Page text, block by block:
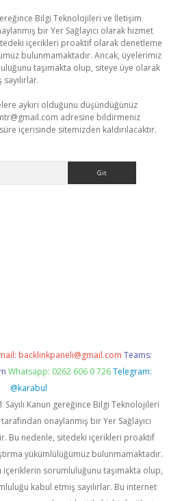
Bilgi Teknolojileri ve İletişim
bir Yer Sağlayıcı olarak hizmet
içerikleri proaktif olarak denetleme
bulunmamaktadır. Ancak, üyelerimiz
taşımakta olup, siteye üye olarak
aykırı olduğunu düşündüğünüz
adresine bildirmeniz
içerisinde sitemizden kaldırılacaktır.
backlinkpaneli@gmail.com Teams:
Whatsapp: 0262 606 0 726 Telegram:
@karabul
Sayılı Kanun gereğince Bilgi Teknolojileri
onaylanmış bir Yer Sağlayıcı
Bu nedenle, sitedeki içerikleri proaktif
yükümlülüğümüz bulunmamaktadır.
içeriklerin sorumluluğunu taşımakta olup,
kabul etmiş sayılırlar. Bu internet